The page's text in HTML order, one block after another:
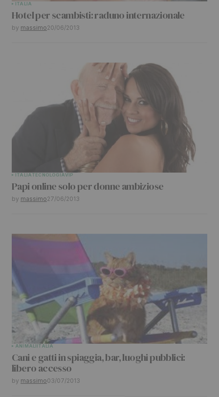
ITALIA
Hotel per scambisti: raduno internazionale
by massimo20/06/2013
ITALIATECNOLOGIAVIP
Papi online solo per donne ambiziose
by massimo27/06/2013
ANIMALIITALIA
Cani e gatti in spiaggia, bar, luoghi pubblici:
libero accesso
by massimo03/07/2013